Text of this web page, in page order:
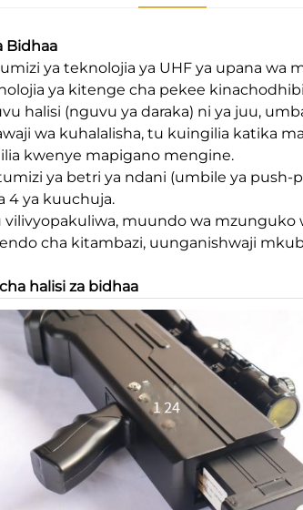
Bidhaa
ya teknolojia ya UHF ya upana wa
ya kitenge cha pekee
halisi (nguvu ya daraka) ni ya juu,
wa kuhalalisha, tu kuingilia katika
kwenye mapigano mengine.
ya betri ya ndani (umbile ya
4 ya kuuchuja.
vilivyopakuliwa, muundo wa mzunguko
cha kitambazi, uunganishwaji
halisi za bidhaa